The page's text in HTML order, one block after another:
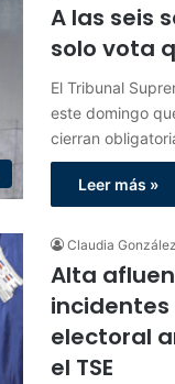
A las seis
solo vota
El Tribunal
este domingo
cierran
Leer más »
Claudia
Alta
electoral
el TSE